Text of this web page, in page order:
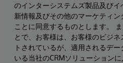
のインターシステムズ製品及び
新情報及びその他のマーケティ
ことに同意するものとします。
とで、お客様は、お客様のビジ
トされているが、適用されるデ
いる当社のCRMソリューション